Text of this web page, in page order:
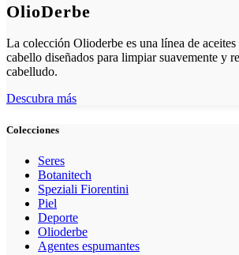
OlioDerbe
La colección Olioderbe es una línea de
cabello diseñados para limpiar suavemente y
cabelludo.
Descubra más
Colecciones
Seres
Botanitech
Speziali Fiorentini
Piel
Deporte
Olioderbe
Agentes espumantes